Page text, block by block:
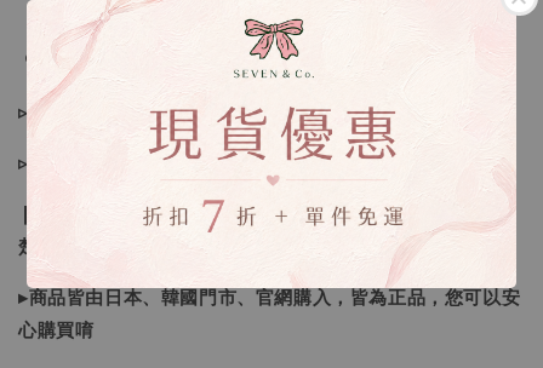
🔍IG搜尋：Sevenjewelry.co
▹現貨商品１～３日內寄出
▹預購商品７～２１日（不含假日）寄出，如遇缺貨請見諒！
❙ 本賣場不接受下標後要求取消訂單（下標前請三思與看清
楚）❙
▸商品皆由日本、韓國門市、官網購入，皆為正品，您可以安
心購買唷